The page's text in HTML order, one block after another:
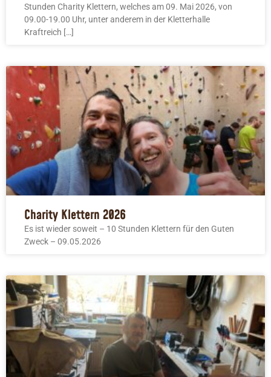
Stunden Charity Klettern, welches am 09. Mai 2026, von
09.00-19.00 Uhr, unter anderem in der Kletterhalle
Kraftreich […]
Charity Klettern 2026
Es ist wieder soweit – 10 Stunden Klettern für den Guten
Zweck – 09.05.2026